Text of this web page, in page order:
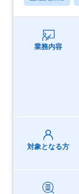
業務内容
対象となる方